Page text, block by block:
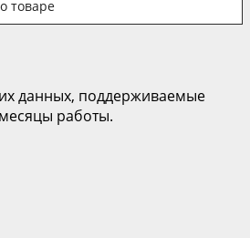
товаре
данных, поддерживаемые
работы.